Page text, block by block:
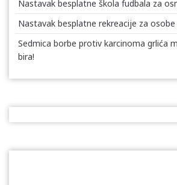
Nastavak besplatne škola fudbala za
Nastavak besplatne rekreacije za
Sedmica borbe protiv karcinoma grlića
bira!